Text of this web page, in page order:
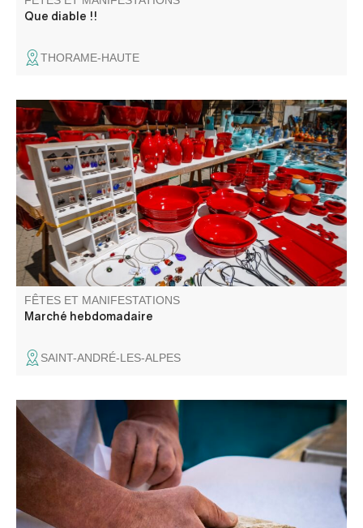
Que diable !!
THORAME-HAUTE
Le traditionnel marché avec ses étals colorés est un
moment d'échange incontournable.
FÊTES ET MANIFESTATIONS
Marché hebdomadaire
SAINT-ANDRÉ-LES-ALPES
Venez flâner sur le petit marché du Dimanche à Villars-
Colmars ! ambiance détente, produits locaux.